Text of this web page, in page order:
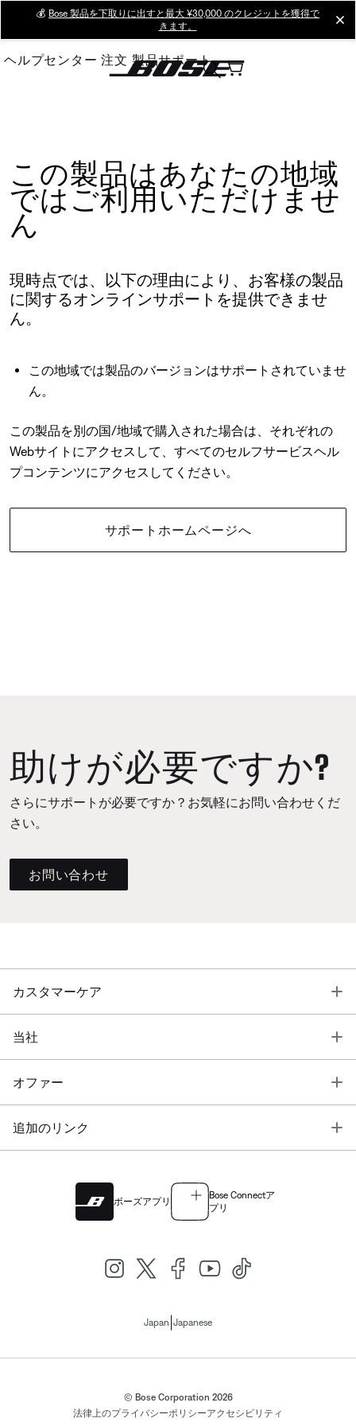
Main
💰 Bose 製品を下取りに出すと最大 ¥30,000 のクレジットを獲得で
きます。
ヘルプセンター 注文 製品サポート
この製品はあなたの地域
ではご利用いただけませ
ん
現時点では、以下の理由により、お客様の製品
に関するオンラインサポートを提供できませ
ん。
この地域では製品のバージョンはサポートされていませ
ん。
この製品を別の国/地域で購入された場合は、それぞれの
Webサイトにアクセスして、すべてのセルフサービスヘル
プコンテンツにアクセスしてください。
サポートホームページへ
助けが必要ですか?
さらにサポートが必要ですか？お気軽にお問い合わせくだ
さい。
お問い合わせ
カスタマーケア
当社
オファー
追加のリンク
ボーズアプリ
Bose Connectア
プリ
Japan Japanese
© Bose Corporation 2026
法律上のプライバシーポリシーアクセシビリティ